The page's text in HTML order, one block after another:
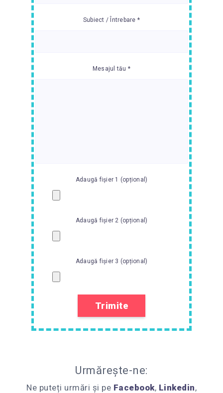
Subiect / Întrebare *
Mesajul tău *
Adaugă fișier 1 (opțional)
Adaugă fișier 2 (opțional)
Adaugă fișier 3 (opțional)
Urmărește-ne:
Ne puteți urmări și pe Facebook, Linkedin,